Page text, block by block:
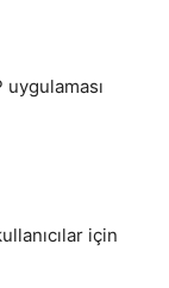
uygulaması
için